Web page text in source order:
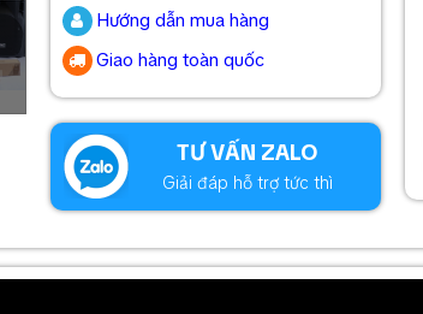
Hướng dẫn mua hàng
Giao hàng toàn quốc
TƯ VẤN ZALO
Giải đáp hỗ trợ tức thì